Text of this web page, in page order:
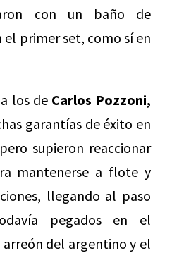
con un baño de
primer set, como sí en
los de Carlos Pozzoni,
garantías de éxito en
supieron reaccionar
mantenerse a flote y
llegando al paso
pegados en el
del argentino y el